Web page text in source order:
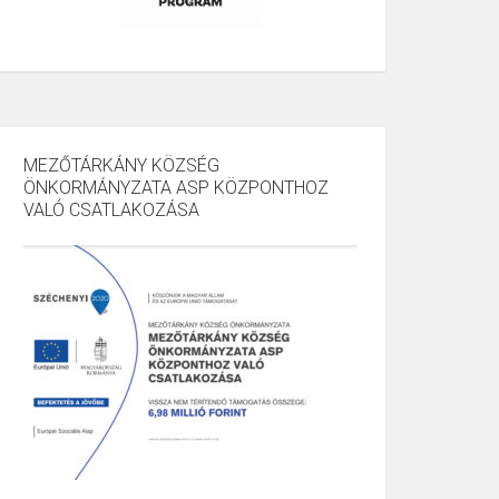
MEZŐTÁRKÁNY KÖZSÉG
ÖNKORMÁNYZATA ASP KÖZPONTHOZ
VALÓ CSATLAKOZÁSA